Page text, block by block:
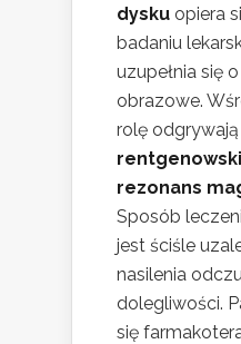
dysku opiera
badaniu
uzupełnia się
obrazowe.
rolę odgrywają
rezonans
Sposób
jest ściśle
nasilenia
dolegliwości.
się